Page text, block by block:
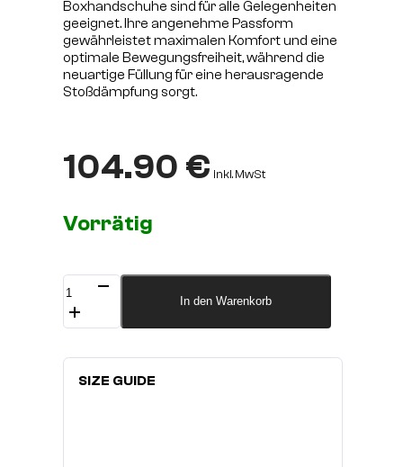
Boxhandschuhe sind für alle Gelegenheiten
geeignet. Ihre angenehme Passform
gewährleistet maximalen Komfort und eine
optimale Bewegungsfreiheit, während die
neuartige Füllung für eine herausragende
Stoßdämpfung sorgt.
104.90 € inkl. MwSt
Vorrätig
Boxhandschuhe
FBG
Supreme
Shadow
In den Warenkorb
SIZE GUIDE